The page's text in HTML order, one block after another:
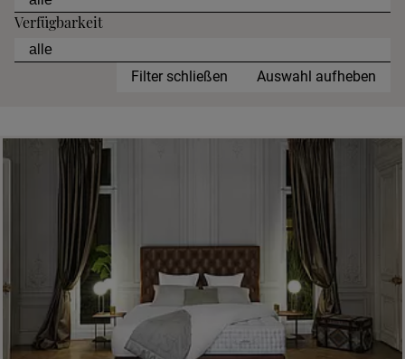
Verfügbarkeit
Filter schließen Auswahl aufheben